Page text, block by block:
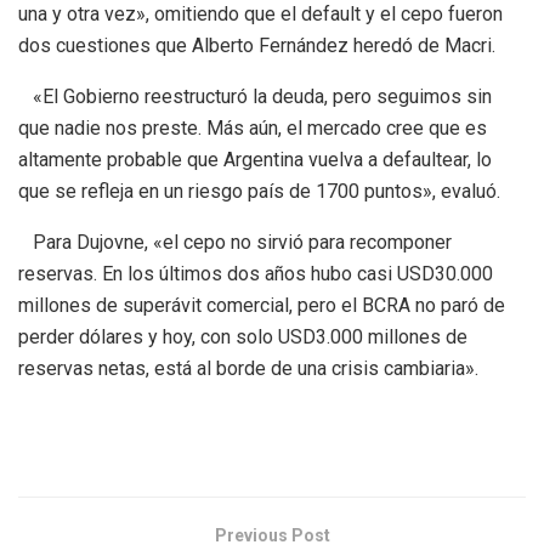
una y otra vez», omitiendo que el default y el cepo fueron
dos cuestiones que Alberto Fernández heredó de Macri.
«El Gobierno reestructuró la deuda, pero seguimos sin
que nadie nos preste. Más aún, el mercado cree que es
altamente probable que Argentina vuelva a defaultear, lo
que se refleja en un riesgo país de 1700 puntos», evaluó.
Para Dujovne, «el cepo no sirvió para recomponer
reservas. En los últimos dos años hubo casi USD30.000
millones de superávit comercial, pero el BCRA no paró de
perder dólares y hoy, con solo USD3.000 millones de
reservas netas, está al borde de una crisis cambiaria».
Previous Post